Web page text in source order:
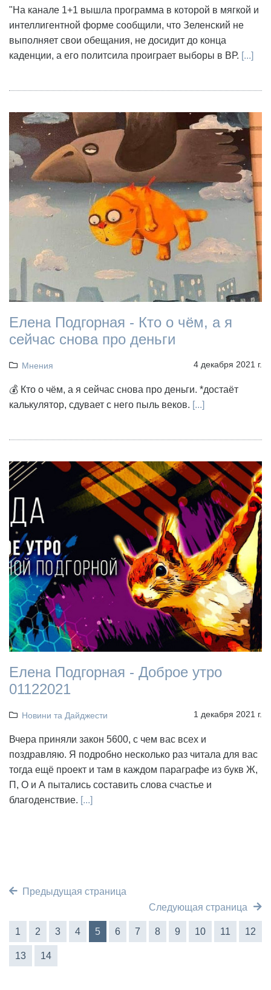
"На канале 1+1 вышла программа в которой в мягкой и
интеллигентной форме сообщили, что Зеленский не
выполняет свои обещания, не досидит до конца
каденции, а его политсила проиграет выборы в ВР. [...]
Елена Подгорная - Кто о чём, а я
сейчас снова про деньги
Мнения 4 декабря 2021 г.
💰 Кто о чём, а я сейчас снова про деньги. *достаёт
калькулятор, сдувает с него пыль веков. [...]
Елена Подгорная - Доброе утро
01122021
Новини та Дайджести 1 декабря 2021 г.
Вчера приняли закон 5600, с чем вас всех и
поздравляю. Я подробно несколько раз читала для вас
тогда ещё проект и там в каждом параграфе из букв Ж,
П, О и А пытались составить слова счастье и
благоденствие. [...]
Предыдущая страница
Следующая страница
1 2 3 4 5 6 7 8 9 10 11 12
13 14